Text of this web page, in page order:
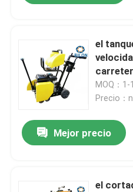
el
corte
MOQ：1-
Precio：
Mejor precio
el